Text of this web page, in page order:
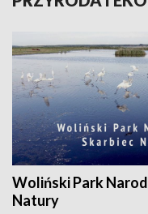
Woliński Park
Natury